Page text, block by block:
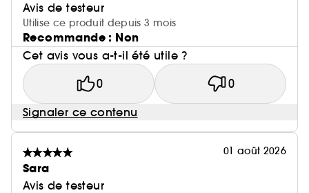
Avis de testeur
Utilise ce produit depuis 3 mois
Recommande : Non
Cet avis vous a-t-il été utile ?
0 0
Signaler ce contenu
01 août 2026
Sara
Avis de testeur